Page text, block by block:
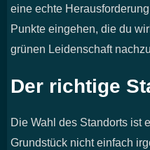
eine echte
Punkte eingehen, die du
grünen Leidenschaft
Der richtige
Die Wahl des Standorts ist
Grundstück nicht einfach